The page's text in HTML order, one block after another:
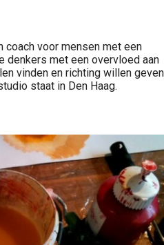
voor mensen met een
denkers met een overvloed aan
vinden en richting willen geven
staat in Den Haag.